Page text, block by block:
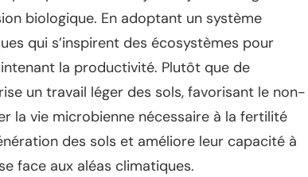
biologique. En adoptant un système
qui s’inspirent des écosystèmes pour
la productivité. Plutôt que de
un travail léger des sols, favorisant le non-
la vie microbienne nécessaire à la fertilité
des sols et améliore leur capacité à
face aux aléas climatiques.